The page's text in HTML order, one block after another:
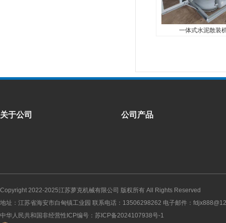
一体式水泥散装
关于公司 公司产品
Copyright 2022-2025江苏萝克机械有限公司 版权所有 All Rights Reserved
地址：江苏省海安市白甸镇工业园 联系电话：13506298262 电子邮件：
中华人民共和国非经营性ICP编号： 苏ICP备2024107938号-1